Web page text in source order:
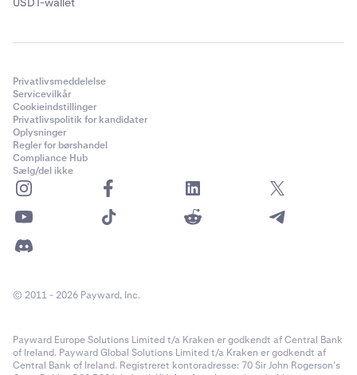
Privatlivsmeddelelse
Servicevilkår
Cookieindstillinger
Privatlivspolitik for kandidater
Oplysninger
Regler for børshandel
Compliance Hub
Sælg/del ikke
© 2011 - 2026 Payward, Inc.
Payward Europe Solutions Limited t/a Kraken er godkendt af Central Bank
of Ireland. Payward Global Solutions Limited t/a Kraken er godkendt af
Central Bank of Ireland. Registreret kontoradresse: 70 Sir John Rogerson’s